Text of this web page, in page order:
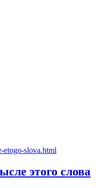
этого слова